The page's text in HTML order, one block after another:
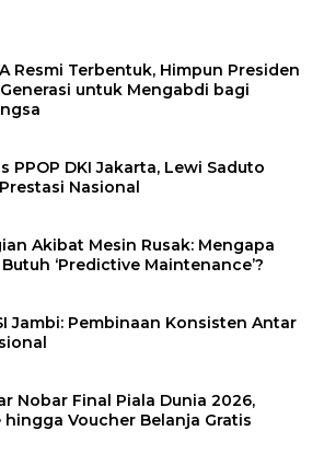
Resmi Terbentuk, Himpun Presiden
untuk Mengabdi bagi
PPOP DKI Jakarta, Lewi Saduto
Nasional
Akibat Mesin Rusak: Mengapa
‘Predictive Maintenance’?
Jambi: Pembinaan Konsisten Antar
Nobar Final Piala Dunia 2026,
Voucher Belanja Gratis